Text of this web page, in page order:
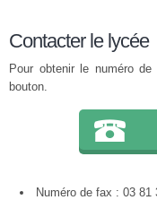
Contacter le lycée
Pour obtenir le numéro
bouton.
Numéro de fax : 03 81